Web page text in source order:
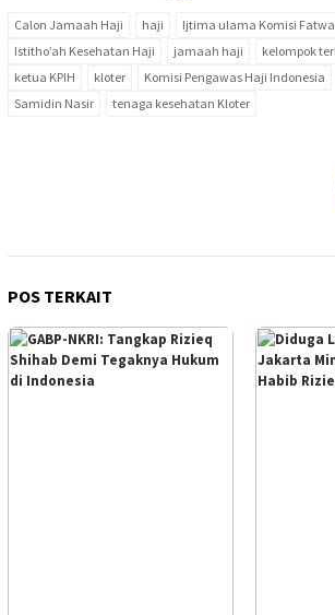
Calon Jamaah Haji haji
Ijtima ulama Komisi Fatwa
Istitho’ah Kesehatan Haji
jamaah haji kelompok
ketua KPIH
kloter Komisi Pengawas Haji Indonesia
Samidin Nasir
tenaga kesehatan Kloter
POS TERKAIT